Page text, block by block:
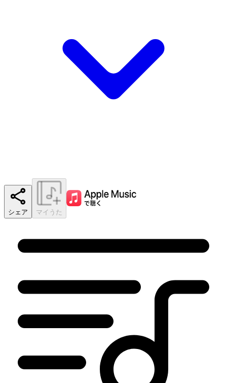
シェア マイうた